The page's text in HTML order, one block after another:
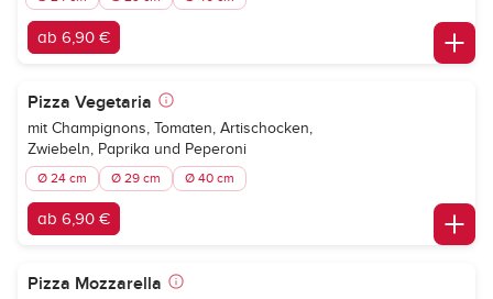
ab 6,90 €
Pizza Vegetaria
mit Champignons, Tomaten, Artischocken,
Zwiebeln, Paprika und Peperoni
Ø 24 cm Ø 29 cm Ø 40 cm
ab 6,90 €
Pizza Mozzarella